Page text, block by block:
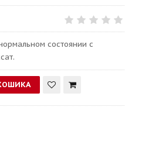
состоянии с